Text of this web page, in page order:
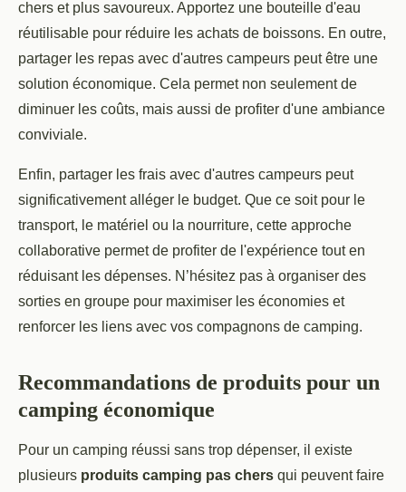
chers et plus savoureux. Apportez une bouteille d'eau
réutilisable pour réduire les achats de boissons. En outre,
partager les repas avec d'autres campeurs peut être une
solution économique. Cela permet non seulement de
diminuer les coûts, mais aussi de profiter d'une ambiance
conviviale.
Enfin, partager les frais avec d'autres campeurs peut
significativement alléger le budget. Que ce soit pour le
transport, le matériel ou la nourriture, cette approche
collaborative permet de profiter de l'expérience tout en
réduisant les dépenses. N’hésitez pas à organiser des
sorties en groupe pour maximiser les économies et
renforcer les liens avec vos compagnons de camping.
Recommandations de produits pour un
camping économique
Pour un camping réussi sans trop dépenser, il existe
plusieurs produits camping pas chers qui peuvent faire